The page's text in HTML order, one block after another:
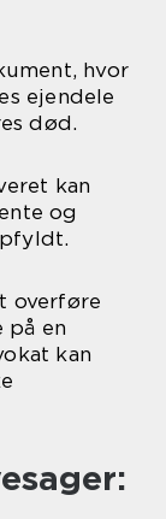
hvor
ejendele
død.
kan
og
overføre
på en
kan